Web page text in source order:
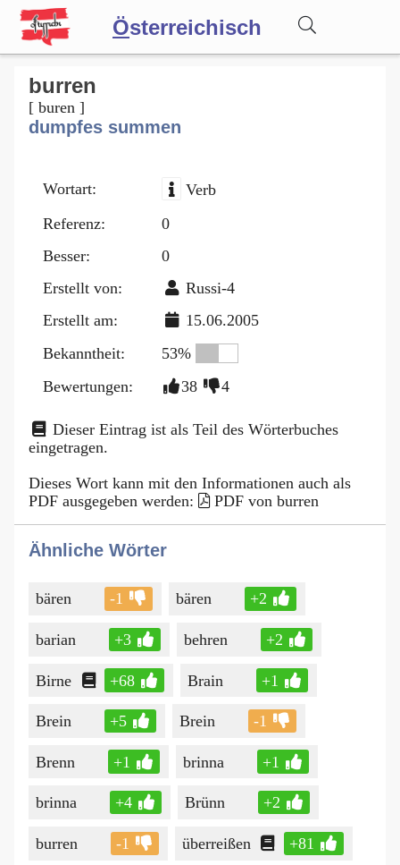
Österreichisch
Wörterbuch
Forum
Blog
burren
[ buren ]
dumpfes summen
Wortart:
Verb
Referenz:
0
Besser:
0
Erstellt von:
Russi-4
Erstellt am:
15.06.2005
Bekanntheit:
53%
Bewertungen:
38 4
Dieser Eintrag ist als Teil des Wörterbuches
eingetragen.
Dieses Wort kann mit den Informationen auch als
PDF ausgegeben werden:
PDF von burren
Ähnliche Wörter
bären -1 bären +2
barian +3 behren +2
Birne +68 Brain +1
Brein +5 Brein -1
Brenn +1 brinna +1
brinna +4 Brünn +2
burren -1 überreißen +81